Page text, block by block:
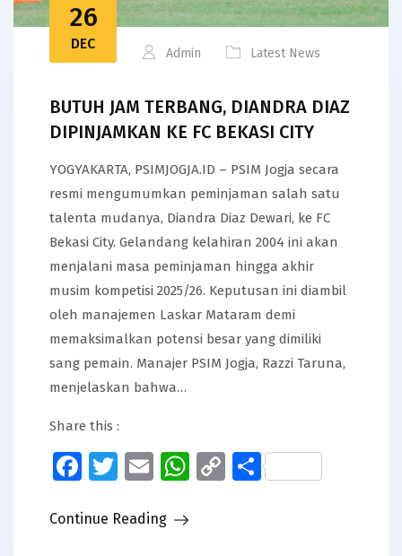
26
DEC
Admin Latest News
BUTUH JAM TERBANG, DIANDRA DIAZ
DIPINJAMKAN KE FC BEKASI CITY
YOGYAKARTA, PSIMJOGJA.ID – PSIM Jogja secara
resmi mengumumkan peminjaman salah satu
talenta mudanya, Diandra Diaz Dewari, ke FC
Bekasi City. Gelandang kelahiran 2004 ini akan
menjalani masa peminjaman hingga akhir
musim kompetisi 2025/26. Keputusan ini diambil
oleh manajemen Laskar Mataram demi
memaksimalkan potensi besar yang dimiliki
sang pemain. Manajer PSIM Jogja, Razzi Taruna,
menjelaskan bahwa…
Share this :
Facebook
Twitter
EmailWhatsApp
CopyShare
Continue Reading